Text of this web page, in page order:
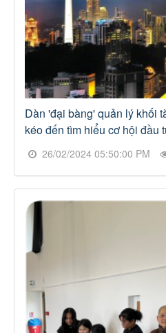
Dàn 'đại bàng' quản lý khối
kéo đến tìm hiểu cơ hội đầu
26/02/2024 05:50:00 PM